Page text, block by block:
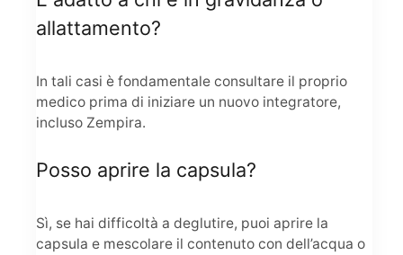
allattamento?
In tali casi è fondamentale consultare il proprio
medico prima di iniziare un nuovo integratore,
incluso Zempira.
Posso aprire la capsula?
Sì, se hai difficoltà a deglutire, puoi aprire la
capsula e mescolare il contenuto con dell’acqua o